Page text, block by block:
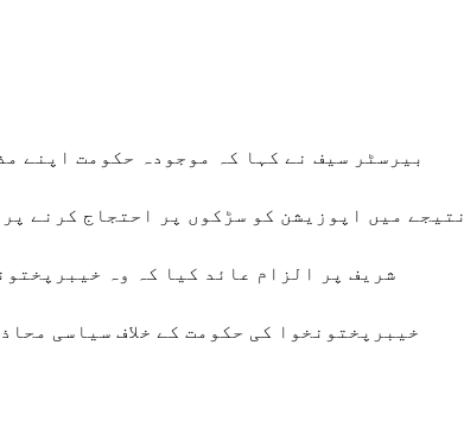
بیرسٹر سیف نے کہا کہ موجودہ حکومت اپنے
نتیجے میں اپوزیشن کو سڑکوں پر احتجاج کرنے
شریف پر الزام عائد کیا کہ وہ
خیبرپختونخوا کی حکومت کے خلاف سیاسی